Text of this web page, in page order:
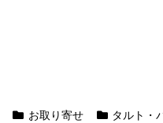
お取り寄せ タルト・